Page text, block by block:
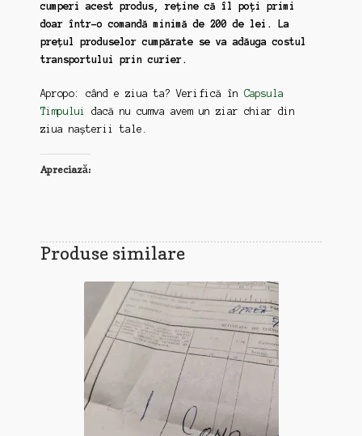
cumperi acest produs, reține că îl poți primi
doar într-o comandă minimă de 200 de lei. La
prețul produselor cumpărate se va adăuga costul
transportului prin curier.
Apropo: când e ziua ta? Verifică în Capsula
Timpului
dacă nu cumva avem un ziar chiar din
ziua nașterii tale.
Apreciază:
Produse similare